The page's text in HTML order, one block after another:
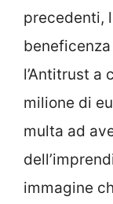
precedenti,
l’Antitrust a
milione di
multa ad
immagine